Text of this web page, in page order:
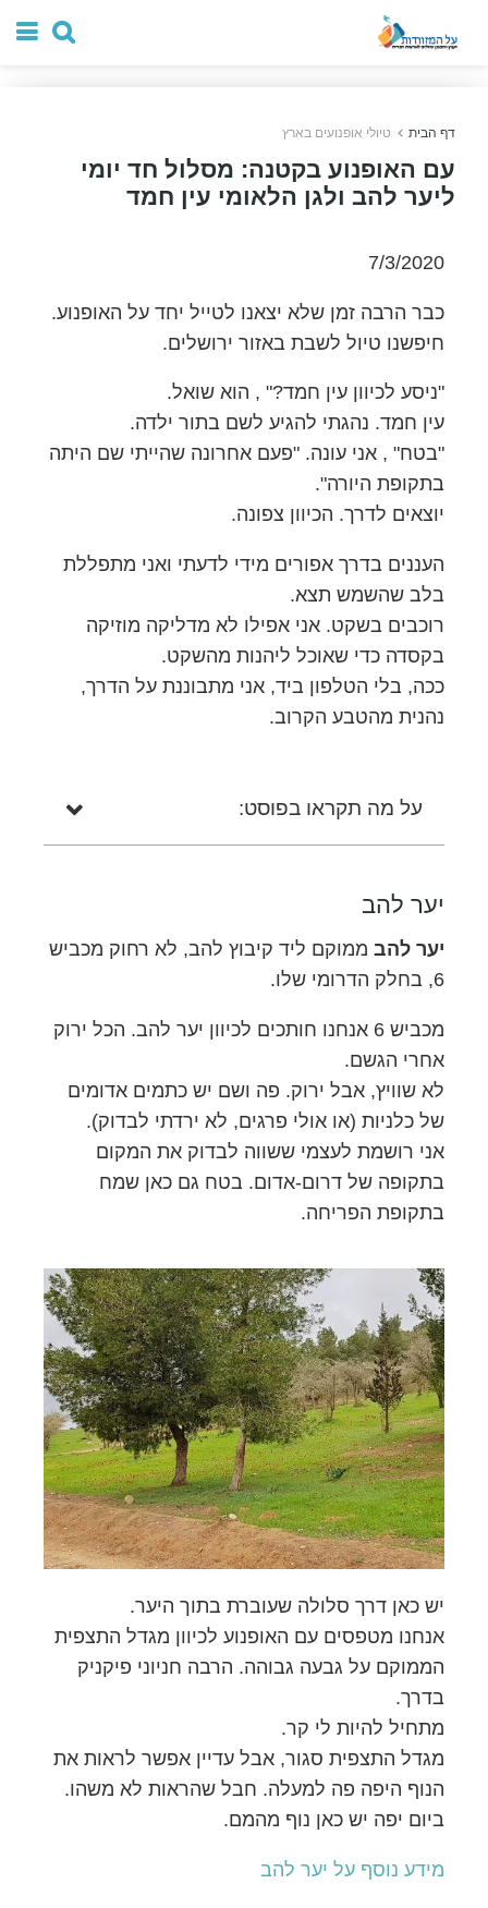
דף הבית טיולי אופנועים בארץ
עם האופנוע בקטנה: מסלול חד יומי
ליער להב ולגן הלאומי עין חמד
7/3/2020
כבר הרבה זמן שלא יצאנו לטייל יחד על האופנוע.
חיפשנו טיול לשבת באזור ירושלים.
"ניסע לכיוון עין חמד?" , הוא שואל.
עין חמד. נהגתי להגיע לשם בתור ילדה.
"בטח" , אני עונה. "פעם אחרונה שהייתי שם היתה
בתקופת היורה".
יוצאים לדרך. הכיוון צפונה.
העננים בדרך אפורים מידי לדעתי ואני מתפללת
בלב שהשמש תצא.
רוכבים בשקט. אני אפילו לא מדליקה מוזיקה
בקסדה כדי שאוכל ליהנות מהשקט.
ככה, בלי הטלפון ביד, אני מתבוננת על הדרך,
נהנית מהטבע הקרוב.
על מה תקראו בפוסט:
יער להב
יער להב ממוקם ליד קיבוץ להב, לא רחוק מכביש
6, בחלק הדרומי שלו.
מכביש 6 אנחנו חותכים לכיוון יער להב. הכל ירוק
אחרי הגשם.
לא שוויץ, אבל ירוק. פה ושם יש כתמים אדומים
של כלניות (או אולי פרגים, לא ירדתי לבדוק).
אני רושמת לעצמי ששווה לבדוק את המקום
בתקופה של דרום-אדום. בטח גם כאן שמח
בתקופת הפריחה.
יש כאן דרך סלולה שעוברת בתוך היער.
אנחנו מטפסים עם האופנוע לכיוון מגדל התצפית
הממוקם על גבעה גבוהה. הרבה חניוני פיקניק
בדרך.
מתחיל להיות לי קר.
מגדל התצפית סגור, אבל עדיין אפשר לראות את
הנוף היפה פה למעלה. חבל שהראות לא משהו.
ביום יפה יש כאן נוף מהמם.
מידע נוסף על יער להב